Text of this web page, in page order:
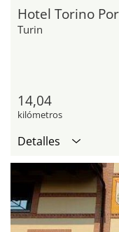
Hotel Torino
Turin
14,04
kilómetros
Detalles